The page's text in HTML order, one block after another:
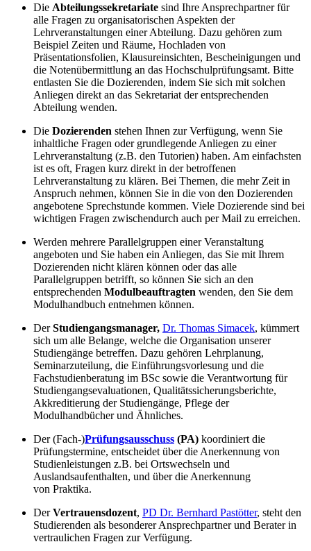
Die Abteilungssekretariate sind Ihre Ansprechpartner für
alle Fragen zu organisatorischen Aspekten der
Lehrveranstaltungen einer Abteilung. Dazu gehören zum
Beispiel Zeiten und Räume, Hochladen von
Präsentationsfolien, Klausureinsichten, Bescheinigungen und
die Notenübermittlung an das Hochschulprüfungsamt. Bitte
entlasten Sie die Dozierenden, indem Sie sich mit solchen
Anliegen direkt an das Sekretariat der entsprechenden
Abteilung wenden.
Die Dozierenden stehen Ihnen zur Verfügung, wenn Sie
inhaltliche Fragen oder grundlegende Anliegen zu einer
Lehrveranstaltung (z.B. den Tutorien) haben. Am einfachsten
ist es oft, Fragen kurz direkt in der betroffenen
Lehrveranstaltung zu klären. Bei Themen, die mehr Zeit in
Anspruch nehmen, können Sie in die von den Dozierenden
angebotene Sprechstunde kommen. Viele Dozierende sind bei
wichtigen Fragen zwischendurch auch per Mail zu erreichen.
Werden mehrere Parallelgruppen einer Veranstaltung
angeboten und Sie haben ein Anliegen, das Sie mit Ihrem
Dozierenden nicht klären können oder das alle
Parallelgruppen betrifft, so können Sie sich an den
entsprechenden Modulbeauftragten wenden, den Sie dem
Modulhandbuch entnehmen können.
DerStudiengangsmanager, Dr. Thomas Simacek, kümmert
sich um alle Belange, welche die Organisation unserer
Studiengänge betreffen. Dazu gehören Lehrplanung,
Seminarzuteilung, die Einführungsvorlesung und die
Fachstudienberatung im BSc sowie die Verantwortung für
Studiengangsevaluationen, Qualitätssicherungsberichte,
Akkreditierung der Studiengänge, Pflege der
Modulhandbücher und Ähnliches.
Der (Fach-)Prüfungsausschuss (PA) koordiniert die
Prüfungstermine, entscheidet über die Anerkennung von
Studienleistungen z.B. bei Ortswechseln und
Auslandsaufenthalten, und über die Anerkennung
von Praktika.
DerVertrauensdozent, PD Dr. Bernhard Pastötter, steht den
Studierenden als besonderer Ansprechpartner und Berater in
vertraulichen Fragen zur Verfügung.